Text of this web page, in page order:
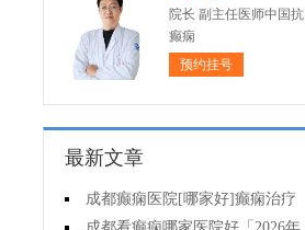
院长 副主任医师中国抗
癫痫
预约挂号
最新文章
成都癫痫医院[哪家好]癫痫治疗